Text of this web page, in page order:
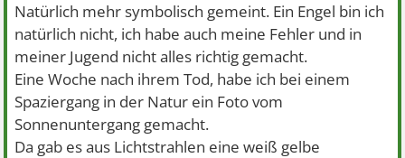
Natürlich mehr symbolisch gemeint. Ein Engel bin ich
natürlich nicht, ich habe auch meine Fehler und in
meiner Jugend nicht alles richtig gemacht.
Eine Woche nach ihrem Tod, habe ich bei einem
Spaziergang in der Natur ein Foto vom
Sonnenuntergang gemacht.
Da gab es aus Lichtstrahlen eine weiß gelbe